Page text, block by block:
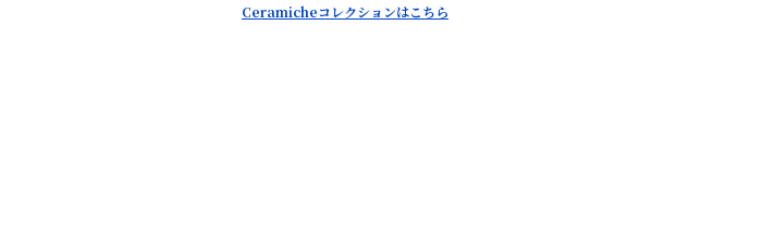
Ceramicheコレクションはこちら